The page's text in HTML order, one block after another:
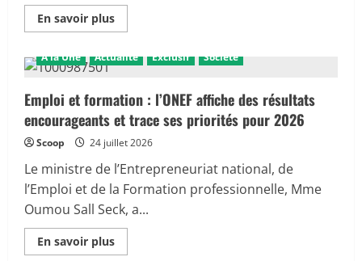
prise
en
charge
nouveau
sélectionneur
En savoir plusEn
savoir
Entrepreneuriat
:
Oumou
Sall
Seck
met
lumière
les
résultats
du
FACEJ
sur
le
terrain
A la Une Actualité Exclusif Société
Emploi et formation : l’ONEF affiche des résultats
encourageants et trace ses priorités pour 2026
Scoop 24 juillet 2026
Le ministre de l’Entrepreneuriat national, de
l’Emploi et de la Formation professionnelle, Mme
Oumou Sall Seck, a...
En savoir plusEn
savoir